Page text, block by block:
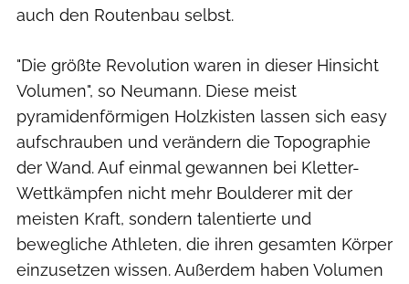
auch den Routenbau selbst.
"Die größte Revolution waren in dieser Hinsicht
Volumen", so Neumann. Diese meist
pyramidenförmigen Holzkisten lassen sich easy
aufschrauben und verändern die Topographie
der Wand. Auf einmal gewannen bei Kletter-
Wettkämpfen nicht mehr Boulderer mit der
meisten Kraft, sondern talentierte und
bewegliche Athleten, die ihren gesamten Körper
einzusetzen wissen. Außerdem haben Volumen